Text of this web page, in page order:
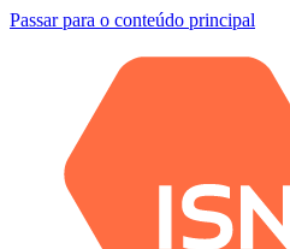
Passar para o conteúdo principal